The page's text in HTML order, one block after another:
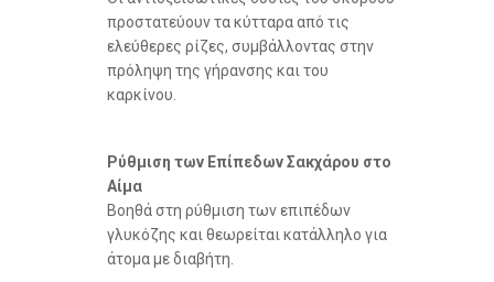
προστατεύουν τα κύτταρα από τις
ελεύθερες ρίζες, συμβάλλοντας στην
πρόληψη της γήρανσης και του
καρκίνου.
Ρύθμιση των Επίπεδων Σακχάρου στο
Αίμα
Βοηθά στη ρύθμιση των επιπέδων
γλυκόζης και θεωρείται κατάλληλο για
άτομα με διαβήτη.